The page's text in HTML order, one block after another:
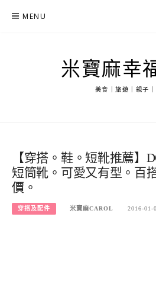
MENU
米寶麻幸
美食｜旅遊｜親子
【穿搭。鞋。短靴推薦】
短筒靴。可愛又有型。百
價。
穿搭及配件 米寶麻CAROL 2016-01-